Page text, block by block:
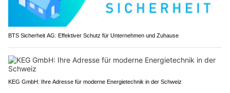
BTS Sicherheit AG: Effektiver Schutz für Unternehmen und Zuhause
KEG GmbH: Ihre Adresse für moderne Energietechnik in der Schweiz